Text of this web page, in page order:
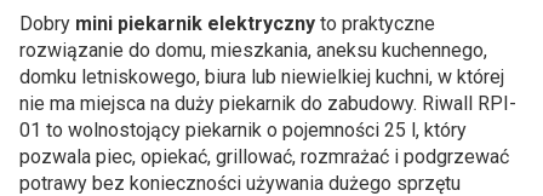
Dobry mini piekarnik elektryczny to praktyczne
rozwiązanie do domu, mieszkania, aneksu kuchennego,
domku letniskowego, biura lub niewielkiej kuchni, w której
nie ma miejsca na duży piekarnik do zabudowy. Riwall RPI-
01 to wolnostojący piekarnik o pojemności 25 l, który
pozwala piec, opiekać, grillować, rozmrażać i podgrzewać
potrawy bez konieczności używania dużego sprzętu